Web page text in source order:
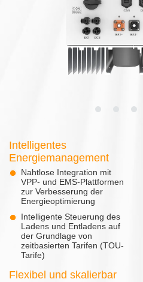
Intelligentes
Energiemanagement
Nahtlose Integration mit
VPP- und EMS-Plattformen
zur Verbesserung der
Energieoptimierung
Intelligente Steuerung des
Ladens und Entladens auf
der Grundlage von
zeitbasierten Tarifen (TOU-
Tarife)
Flexibel und skalierbar